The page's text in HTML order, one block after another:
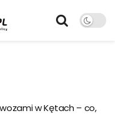
w Kętach – co,